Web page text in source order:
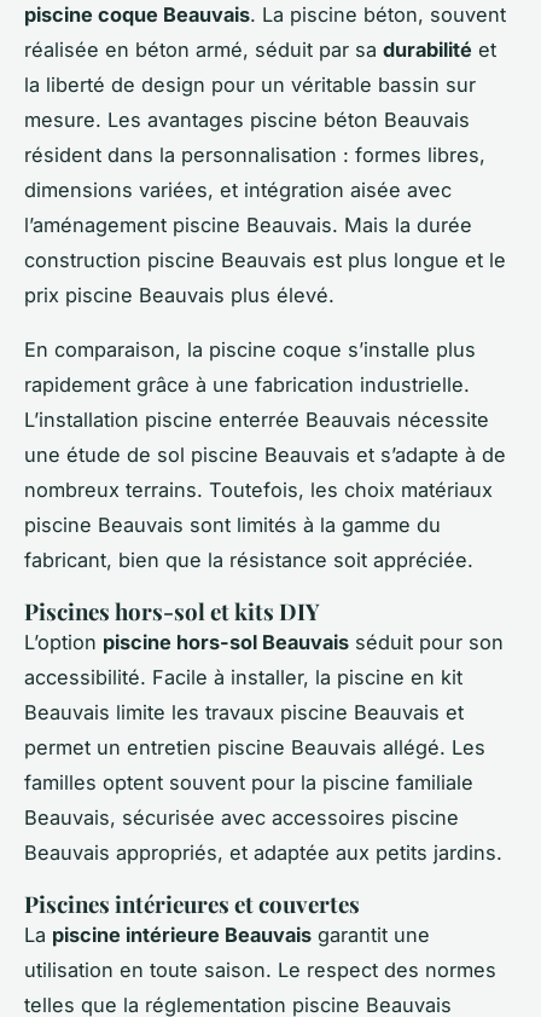
piscine coque Beauvais. La piscine béton, souvent
réalisée en béton armé, séduit par sa durabilité et
la liberté de design pour un véritable bassin sur
mesure. Les avantages piscine béton Beauvais
résident dans la personnalisation : formes libres,
dimensions variées, et intégration aisée avec
l’aménagement piscine Beauvais. Mais la durée
construction piscine Beauvais est plus longue et le
prix piscine Beauvais plus élevé.
En comparaison, la piscine coque s’installe plus
rapidement grâce à une fabrication industrielle.
L’installation piscine enterrée Beauvais nécessite
une étude de sol piscine Beauvais et s’adapte à de
nombreux terrains. Toutefois, les choix matériaux
piscine Beauvais sont limités à la gamme du
fabricant, bien que la résistance soit appréciée.
Piscines hors-sol et kits DIY
L’option piscine hors-sol Beauvais séduit pour son
accessibilité. Facile à installer, la piscine en kit
Beauvais limite les travaux piscine Beauvais et
permet un entretien piscine Beauvais allégé. Les
familles optent souvent pour la piscine familiale
Beauvais, sécurisée avec accessoires piscine
Beauvais appropriés, et adaptée aux petits jardins.
Piscines intérieures et couvertes
La piscine intérieure Beauvais garantit une
utilisation en toute saison. Le respect des normes
telles que la réglementation piscine Beauvais